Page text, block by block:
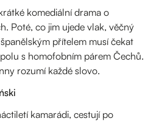
komediální drama o
Poté, co jim ujede vlak, věčný
přítelem musí čekat
s homofobním párem Čechů.
rozumí každé slovo.
kamarádi, cestují po